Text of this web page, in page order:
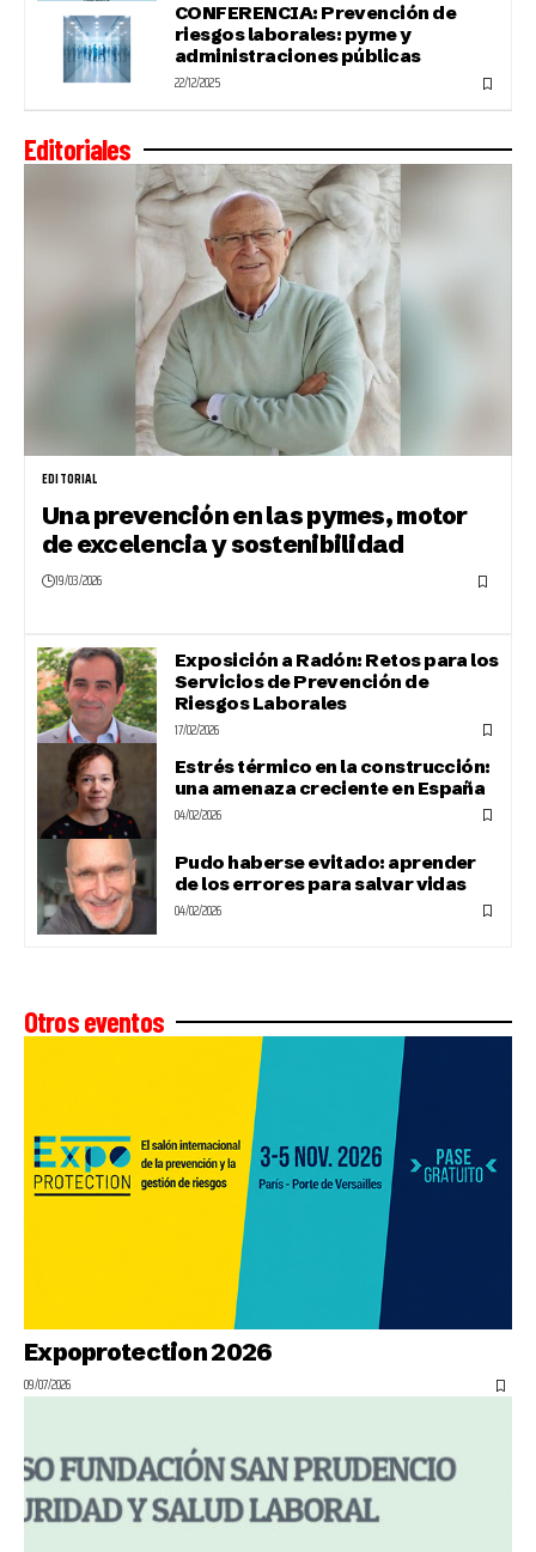
CONFERENCIA: Prevención de
riesgos laborales: pyme y
administraciones públicas
22/12/2025
Editoriales
EDITORIAL
Una prevención en las pymes, motor
de excelencia y sostenibilidad
19/03/2026
Exposición a Radón: Retos para los
Servicios de Prevención de
Riesgos Laborales
17/02/2026
Estrés térmico en la construcción:
una amenaza creciente en España
04/02/2026
Pudo haberse evitado: aprender
de los errores para salvar vidas
04/02/2026
Otros eventos
Expoprotection 2026
09/07/2026